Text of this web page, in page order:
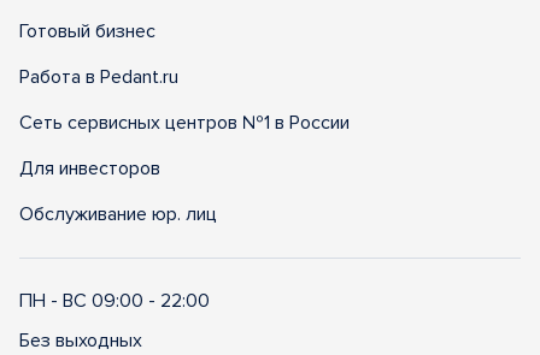
Готовый бизнес
Работа в Pedant.ru
Сеть сервисных центров №1 в России
Для инвесторов
Обслуживание юр. лиц
ПН - ВС 09:00 - 22:00
Без выходных